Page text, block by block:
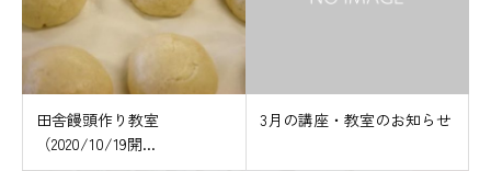
田舎饅頭作り教室
（2020/10/19開...
3月の講座・教室のお知らせ